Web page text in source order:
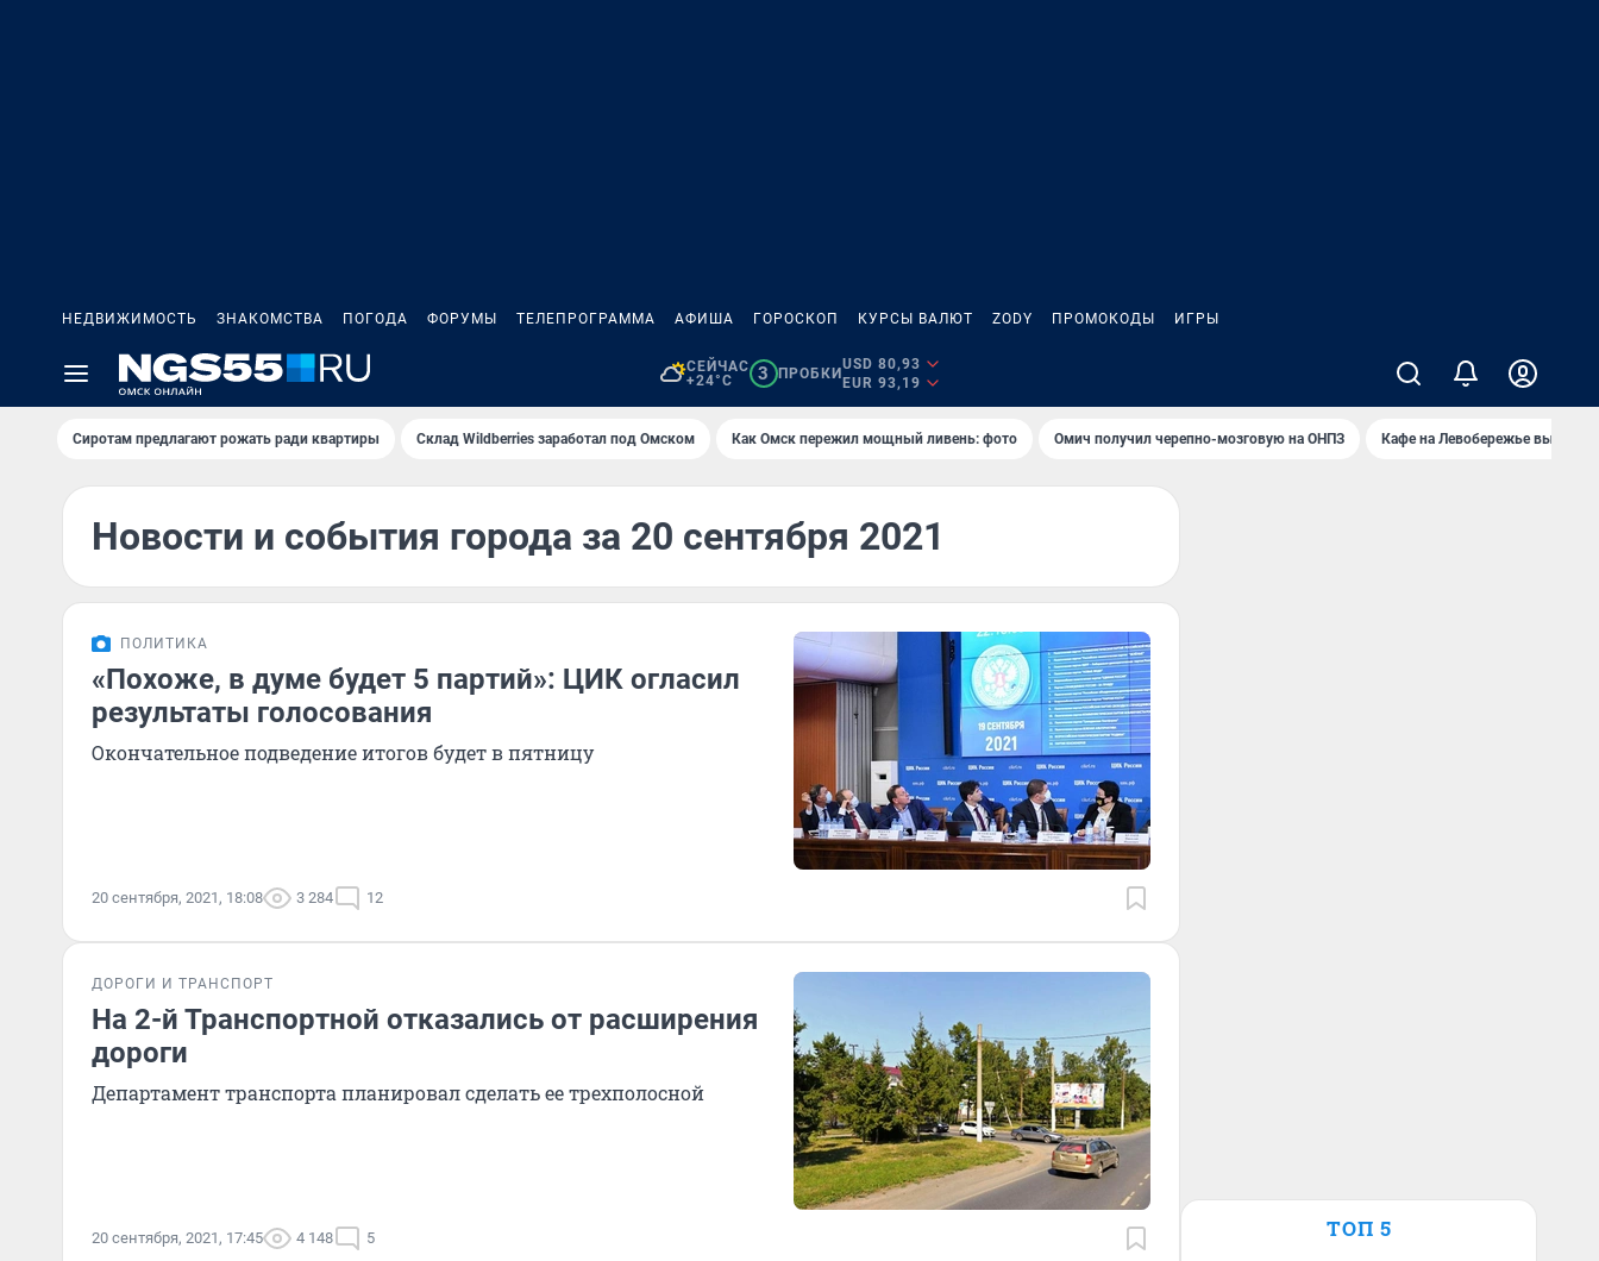
НЕДВИЖИМОСТЬ ЗНАКОМСТВА ПОГОДА ФОРУМЫ ТЕЛЕПРОГРАММА АФИША ГОРОСКОП КУРСЫ ВАЛЮТ ZODY ПРОМОКОДЫ ИГРЫ
СЕЙЧАС
+24°C
3 ПРОБКИ
USD 80,93
EUR 93,19
Сиротам предлагают рожать ради квартиры Склад Wildberries заработал под Омском Как Омск пережил мощный ливень: фото Омич получил черепно-мозговую на ОНПЗ Кафе на Левобережье
Новости и события города за 20 сентября 2021
ПОЛИТИКА
«Похоже, в думе будет 5 партий»: ЦИК огласил
результаты голосования
Окончательное подведение итогов будет в пятницу
20 сентября, 2021, 18:08 3 284 12
ДОРОГИ И ТРАНСПОРТ
На 2-й Транспортной отказались от расширения
дороги
Департамент транспорта планировал сделать ее трехполосной
20 сентября, 2021, 17:45 4 148 5 ТОП 5